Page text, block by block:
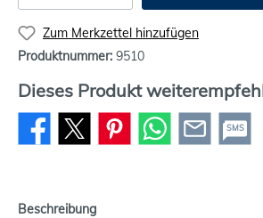
Zum Merkzettel hinzufügen
Produktnummer: 9510
Dieses Produkt
SMS
Beschreibung